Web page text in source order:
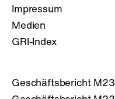
Impressum
Medien
GRI-Index
Geschäftsbericht M23